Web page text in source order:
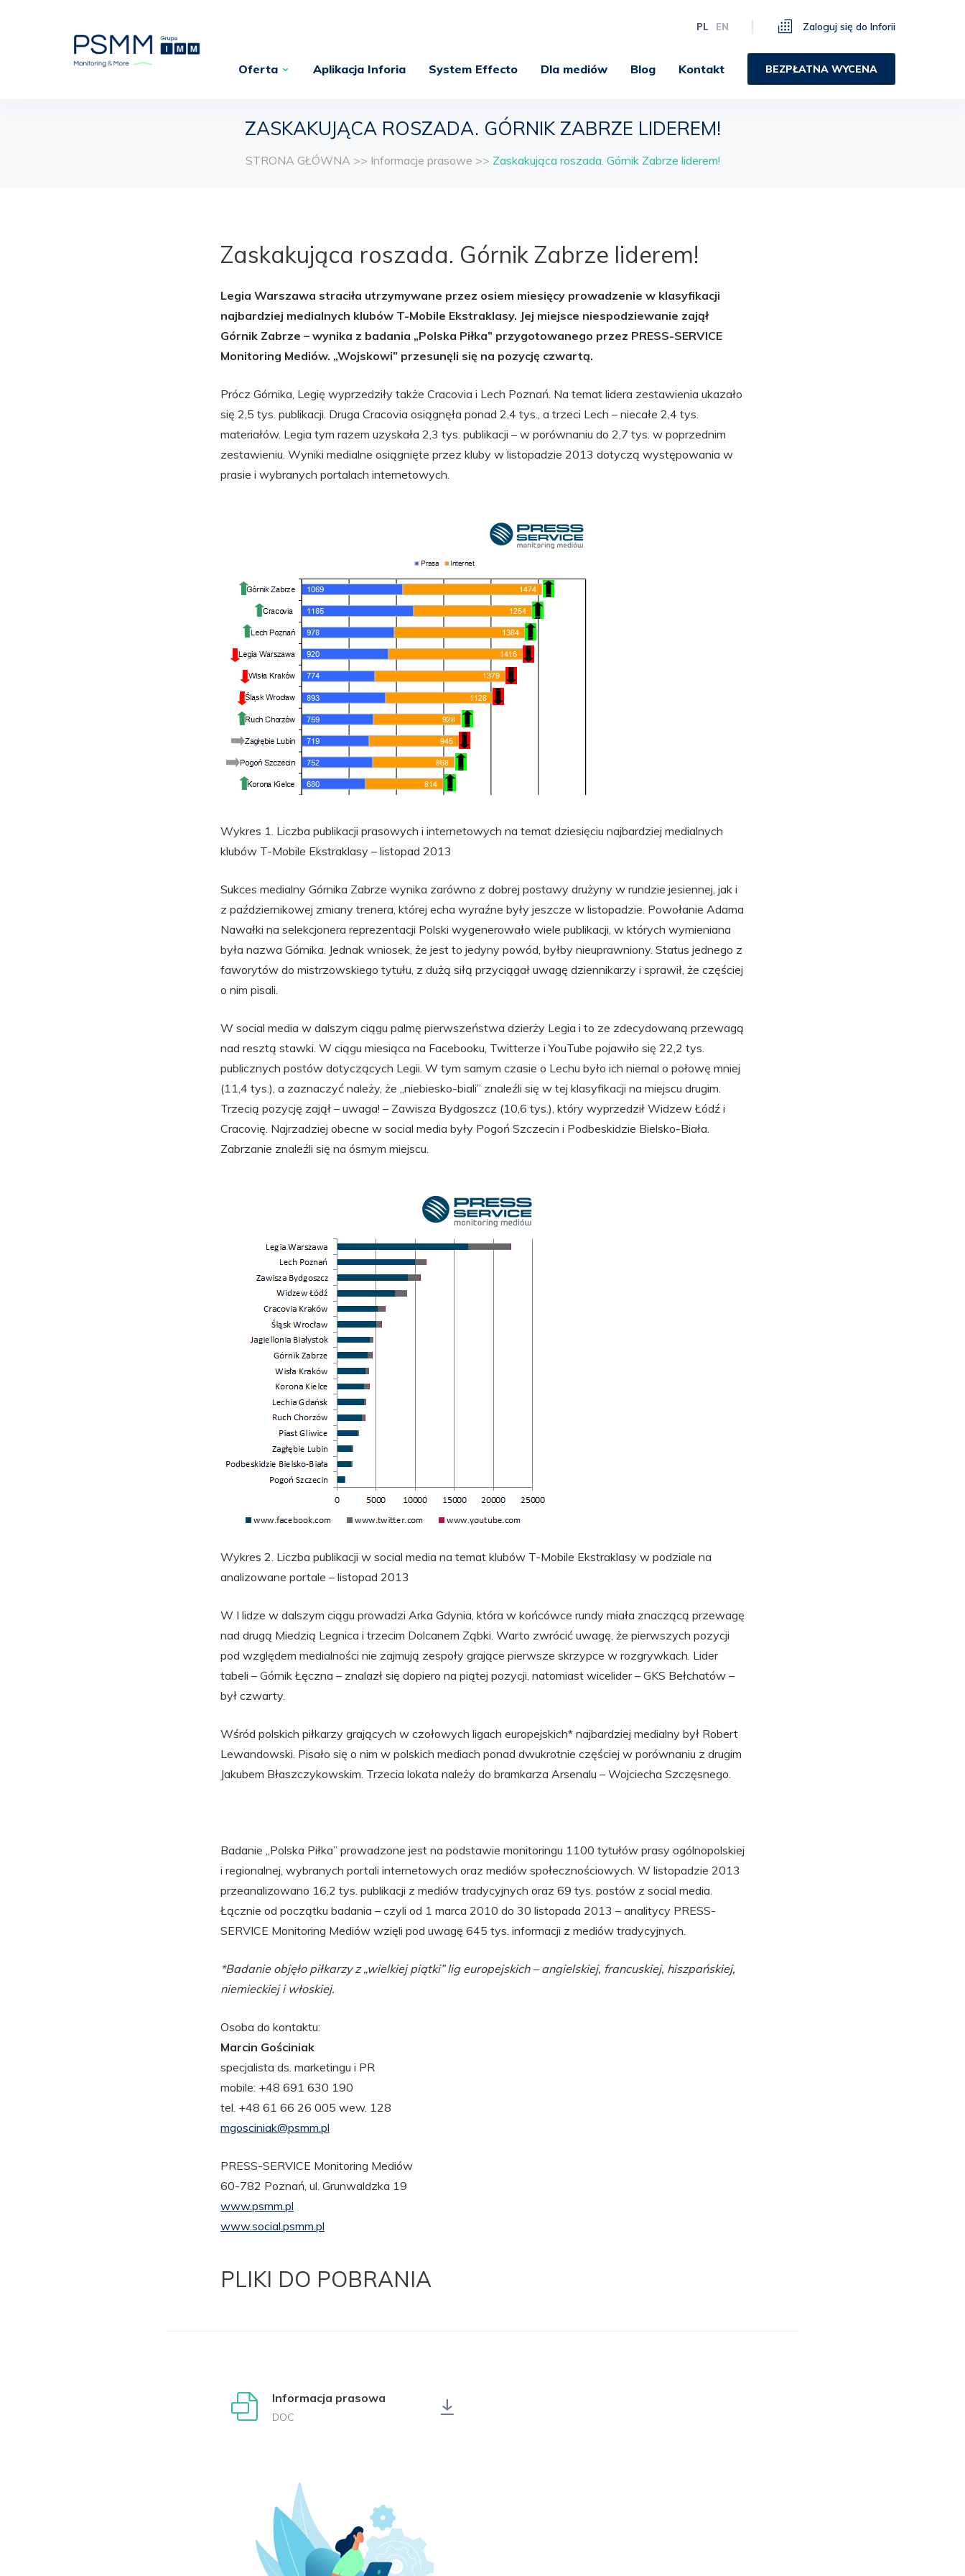
PL EN Zaloguj się do Inforii
Oferta Aplikacja Inforia System Effecto Dla mediów Blog Kontakt BEZPŁATNA WYCENA
ZASKAKUJĄCA ROSZADA. GÓRNIK ZABRZE LIDEREM!
STRONA GŁÓWNA >> Informacje prasowe >> Zaskakująca roszada. Górnik Zabrze liderem!
Zaskakująca roszada. Górnik Zabrze liderem!
Legia Warszawa straciła utrzymywane przez osiem miesięcy prowadzenie w klasyfikacji
najbardziej medialnych klubów T-Mobile Ekstraklasy. Jej miejsce niespodziewanie zajął
Górnik Zabrze – wynika z badania „Polska Piłka” przygotowanego przez PRESS-SERVICE
Monitoring Mediów. „Wojskowi” przesunęli się na pozycję czwartą.
Prócz Górnika, Legię wyprzedziły także Cracovia i Lech Poznań. Na temat lidera zestawienia ukazało
się 2,5 tys. publikacji. Druga Cracovia osiągnęła ponad 2,4 tys., a trzeci Lech – niecałe 2,4 tys.
materiałów. Legia tym razem uzyskała 2,3 tys. publikacji – w porównaniu do 2,7 tys. w poprzednim
zestawieniu. Wyniki medialne osiągnięte przez kluby w listopadzie 2013 dotyczą występowania w
prasie i wybranych portalach internetowych.
Wykres 1. Liczba publikacji prasowych i internetowych na temat dziesięciu najbardziej medialnych
klubów T-Mobile Ekstraklasy – listopad 2013
Sukces medialny Górnika Zabrze wynika zarówno z dobrej postawy drużyny w rundzie jesiennej, jak i
z październikowej zmiany trenera, której echa wyraźne były jeszcze w listopadzie. Powołanie Adama
Nawałki na selekcjonera reprezentacji Polski wygenerowało wiele publikacji, w których wymieniana
była nazwa Górnika. Jednak wniosek, że jest to jedyny powód, byłby nieuprawniony. Status jednego z
faworytów do mistrzowskiego tytułu, z dużą siłą przyciągał uwagę dziennikarzy i sprawił, że częściej
o nim pisali.
W social media w dalszym ciągu palmę pierwszeństwa dzierży Legia i to ze zdecydowaną przewagą
nad resztą stawki. W ciągu miesiąca na Facebooku, Twitterze i YouTube pojawiło się 22,2 tys.
publicznych postów dotyczących Legii. W tym samym czasie o Lechu było ich niemal o połowę mniej
(11,4 tys.), a zaznaczyć należy, że „niebiesko-biali” znaleźli się w tej klasyfikacji na miejscu drugim.
Trzecią pozycję zajął – uwaga! – Zawisza Bydgoszcz (10,6 tys.), który wyprzedził Widzew Łódź i
Cracovię. Najrzadziej obecne w social media były Pogoń Szczecin i Podbeskidzie Bielsko-Biała.
Zabrzanie znaleźli się na ósmym miejscu.
Wykres 2. Liczba publikacji w social media na temat klubów T-Mobile Ekstraklasy w podziale na
analizowane portale – listopad 2013
W I lidze w dalszym ciągu prowadzi Arka Gdynia, która w końcówce rundy miała znaczącą przewagę
nad drugą Miedzią Legnica i trzecim Dolcanem Ząbki. Warto zwrócić uwagę, że pierwszych pozycji
pod względem medialności nie zajmują zespoły grające pierwsze skrzypce w rozgrywkach. Lider
tabeli – Górnik Łęczna – znalazł się dopiero na piątej pozycji, natomiast wicelider – GKS Bełchatów –
był czwarty.
Wśród polskich piłkarzy grających w czołowych ligach europejskich* najbardziej medialny był Robert
Lewandowski. Pisało się o nim w polskich mediach ponad dwukrotnie częściej w porównaniu z drugim
Jakubem Błaszczykowskim. Trzecia lokata należy do bramkarza Arsenalu – Wojciecha Szczęsnego.
Badanie „Polska Piłka” prowadzone jest na podstawie monitoringu 1100 tytułów prasy ogólnopolskiej
i regionalnej, wybranych portali internetowych oraz mediów społecznościowych. W listopadzie 2013
przeanalizowano 16,2 tys. publikacji z mediów tradycyjnych oraz 69 tys. postów z social media.
Łącznie od początku badania – czyli od 1 marca 2010 do 30 listopada 2013 – analitycy PRESS-
SERVICE Monitoring Mediów wzięli pod uwagę 645 tys. informacji z mediów tradycyjnych.
*Badanie objęło piłkarzy z „wielkiej piątki” lig europejskich – angielskiej, francuskiej, hiszpańskiej,
niemieckiej i włoskiej.
Osoba do kontaktu:
Marcin Gościniak
specjalista ds. marketingu i PR
mobile: +48 691 630 190
tel. +48 61 66 26 005 wew. 128
mgosciniak@psmm.pl
PRESS-SERVICE Monitoring Mediów
60-782 Poznań, ul. Grunwaldzka 19
www.psmm.pl
www.social.psmm.pl
PLIKI DO POBRANIA
Informacja prasowa
DOC